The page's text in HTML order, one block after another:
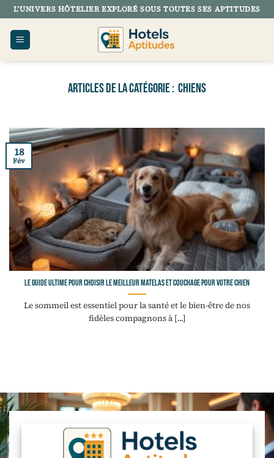
Passer
au
contenu
L’UNIVERS HÔTELIER EXPLORÉ SOUS TOUTES SES APTITUDES
CHIENS
Le guide ultime pour choisir le meilleur matelas et couchage pour votre chien
Le sommeil est essentiel pour la santé et le bien-être de nos
fidèles compagnons à [...]
18
Fév